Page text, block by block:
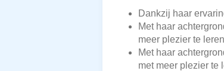
Dankzij haar
Met haar
meer plezier te
Met haar
met meer plezier te